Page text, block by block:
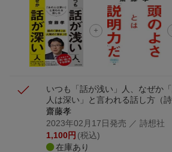
エントリー＆3,000円以上購入で無料
ラン）が当たる！
楽天モバイル紹介キャンペーンの拡散
進呈
いつも「話が浅い」人、なぜか
人は深い」と言われる話し方 （
齋藤孝
2023年02月17日発売 ／ 詩想社
1,100円 (税込)
在庫あり